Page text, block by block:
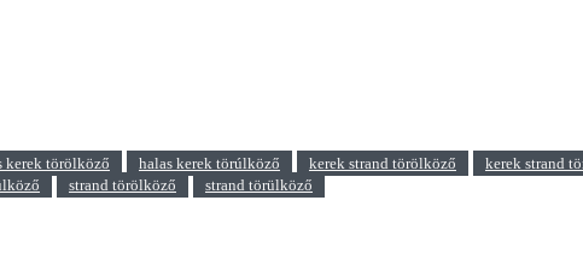
kerek törölköző halas kerek törúlköző kerek strand törölköző kerek strand
strand törölköző strand törülköző